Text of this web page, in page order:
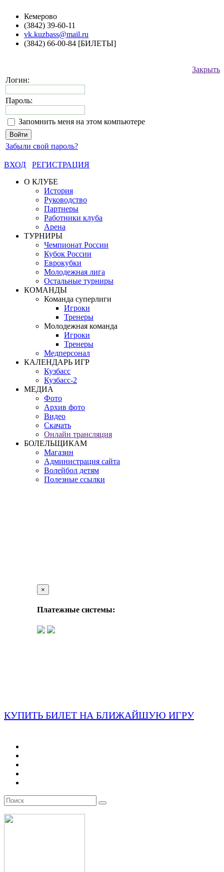
Кемерово
(3842) 39-60-11
vk.kuzbass@mail.ru
(3842) 66-00-84 [БИЛЕТЫ]
Закрыть
Логин:
Пароль:
Запомнить меня на этом компьютере
Забыли свой пароль?
ВХОД
РЕГИСТРАЦИЯ
О КЛУБЕ
История
Руководство
Партнеры
Работники клуба
Арена
ТУРНИРЫ
Чемпионат России
Кубок России
Еврокубки
Молодежная лига
Остальные турниры
КОМАНДЫ
Команда суперлиги
Игроки
Тренеры
Молодежная команда
Игроки
Тренеры
Медперсонал
КАЛЕНДАРЬ ИГР
Кузбасс
Кузбасс-2
МЕДИА
Фото
Архив фото
Видео
Скачать
Онлайн трансляция
БОЛЕЛЬЩИКАМ
Магазин
Администрация сайта
Волейбол детям
Полезные ссылки
×
Платежные системы:
КУПИТЬ БИЛЕТ НА БЛИЖАЙШУЮ ИГРУ